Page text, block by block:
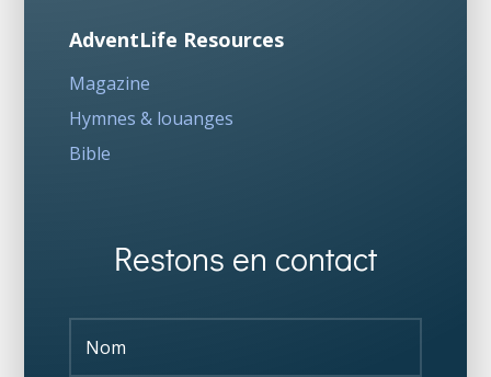
AdventLife Resources
Magazine
Hymnes & louanges
Bible
Restons en contact